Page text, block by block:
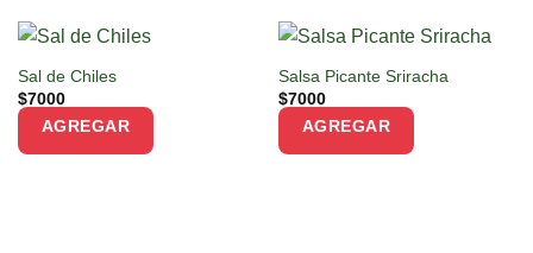
Sal de Chiles
$7000
AGREGAR
Salsa Picante Sriracha
$7000
AGREGAR